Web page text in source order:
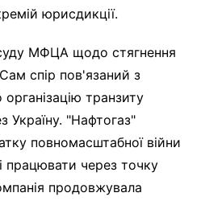
юрисдикції.
МФЦА щодо стягнення
спір пов'язаний з
транзиту
Україну. "Нафтогаз"
повномасштабної війни
працювати через точку
продовжувала